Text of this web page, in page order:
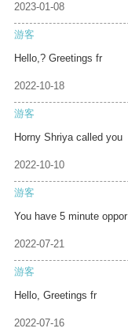
2023-01-08
游客
Hello,? Greetings fr
2022-10-18
游客
Horny Shriya called you
2022-10-10
游客
You have 5 minute oppor
2022-07-21
游客
Hello, Greetings fr
2022-07-16